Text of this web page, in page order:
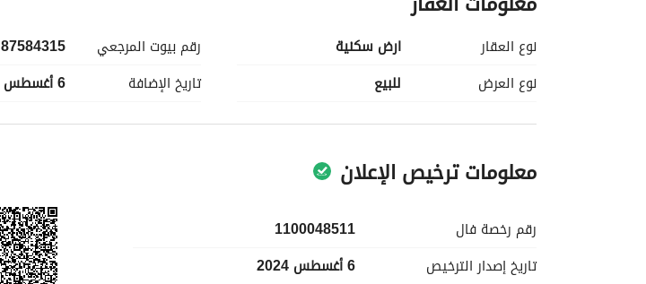
نوع العقار
ارض سكنية
نوع العرض
للبيع
رقم بيوت المرجعي
87584315
تاريخ الإضافة
6 أغسطس 2024
معلومات ترخيص الإعلان
رقم رخصة فال
1100048511
تاريخ إصدار الترخيص
6 أغسطس 2024